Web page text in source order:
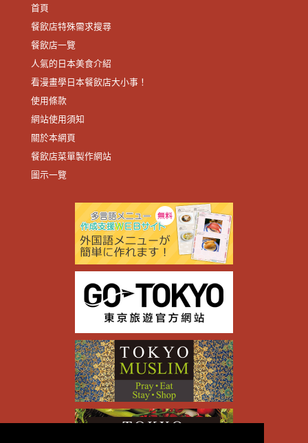
首頁
餐飲店特殊需求搜尋
餐飲店一覽
人氣的日本美食介紹
看漫畫學日本餐飲店大小事！
使用條款
網站使用須知
關於本網頁
餐飲店菜單製作網站
圖示一覽